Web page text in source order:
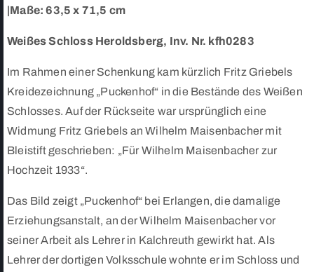
|Maße: 63,5 x 71,5 cm
Weißes Schloss Heroldsberg, Inv. Nr. kfh0283
Im Rahmen einer Schenkung kam kürzlich Fritz Griebels
Kreidezeichnung „Puckenhof“ in die Bestände des Weißen
Schlosses. Auf der Rückseite war ursprünglich eine
Widmung Fritz Griebels an Wilhelm Maisenbacher mit
Bleistift geschrieben: „Für Wilhelm Maisenbacher zur
Hochzeit 1933“.
Das Bild zeigt „Puckenhof“ bei Erlangen, die damalige
Erziehungsanstalt, an der Wilhelm Maisenbacher vor
seiner Arbeit als Lehrer in Kalchreuth gewirkt hat. Als
Lehrer der dortigen Volksschule wohnte er im Schloss und